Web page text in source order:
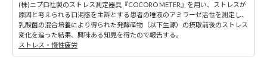
(株)ニプロ社製のストレス測定器具『COCORO METER』を用い、ストレスが
原因と考えられる口渇感を主訴とする患者の唾液のアミラーゼ活性を測定し、
乳酸菌の混合培養により得られた発酵産物（以下生源）の摂取前後のストレス
変化を追った結果、興味ある知見を得たので報告する。
ストレス・慢性疲労